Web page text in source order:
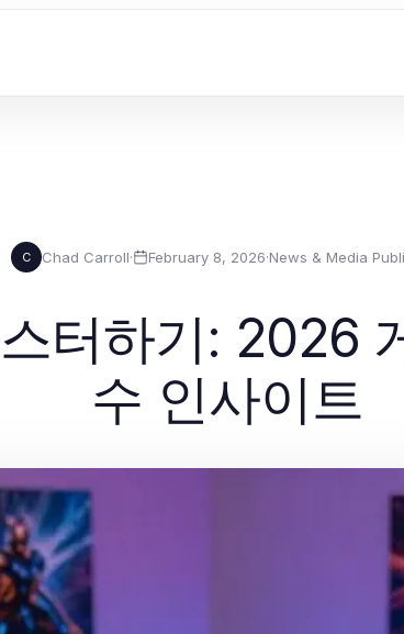
C Chad Carroll· February 8, 2026·News & Media
터하기: 2026
수 인사이트